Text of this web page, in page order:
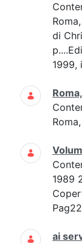
di
1999,
Roma,
Roma,
1989
ai